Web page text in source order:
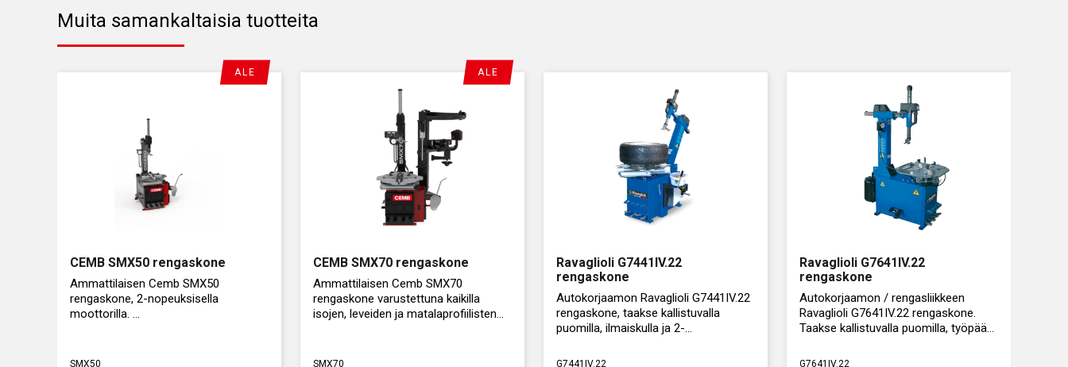
oli:
7,00 €.
on:
4,25 €.
oli:
on:
Muita samankaltaisia tuotteita
ALE
CEMB SMX50 rengaskone
Ammattilaisen Cemb SMX50
rengaskone, 2-nopeuksisella
moottorilla.
renkaan leveys 14".
SMX50
ALE
CEMB SMX70 rengaskone
Ammattilaisen Cemb SMX70
rengaskone varustettuna kaikilla
isojen, leveiden ja matalaprofiilisten
SMX70
Ravaglioli G7441IV.22
rengaskone
Autokorjaamon Ravaglioli G7441IV.22
rengaskone, taakse kallistuvalla
puomilla, ilmaiskulla ja 2-
G7441IV.22
Ravaglioli G7641IV.22
rengaskone
Autokorjaamon / rengasliikkeen
Ravaglioli G7641IV.22 rengaskone.
Taakse kallistuvalla puomilla, työpään
nopeuksisella moottorilla.
G7641IV.22